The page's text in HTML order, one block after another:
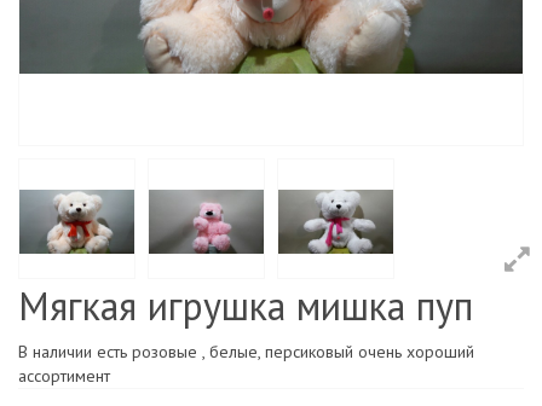
Мягкая игрушка мишка пуп
В наличии есть розовые , белые, персиковый очень хороший
ассортимент